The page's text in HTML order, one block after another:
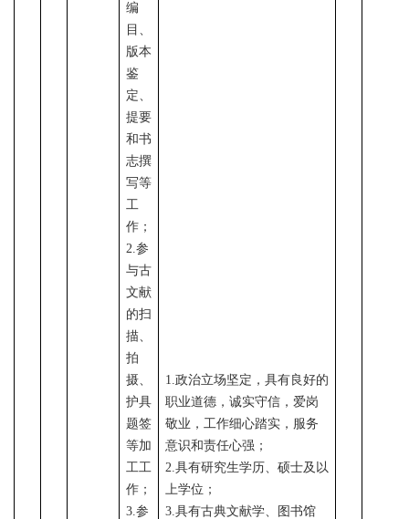
编
目、
版本
鉴
定、
提要
和书
志撰
写等
工
作；
2.参
与古
文献
的扫
描、
拍
摄、
护具
题签
等加
工工
作；
3.参
1.政治立场坚定，具有良好的
职业道德，诚实守信，爱岗
敬业，工作细心踏实，服务
意识和责任心强；
2.具有研究生学历、硕士及以
上学位；
3.具有古典文献学、图书馆